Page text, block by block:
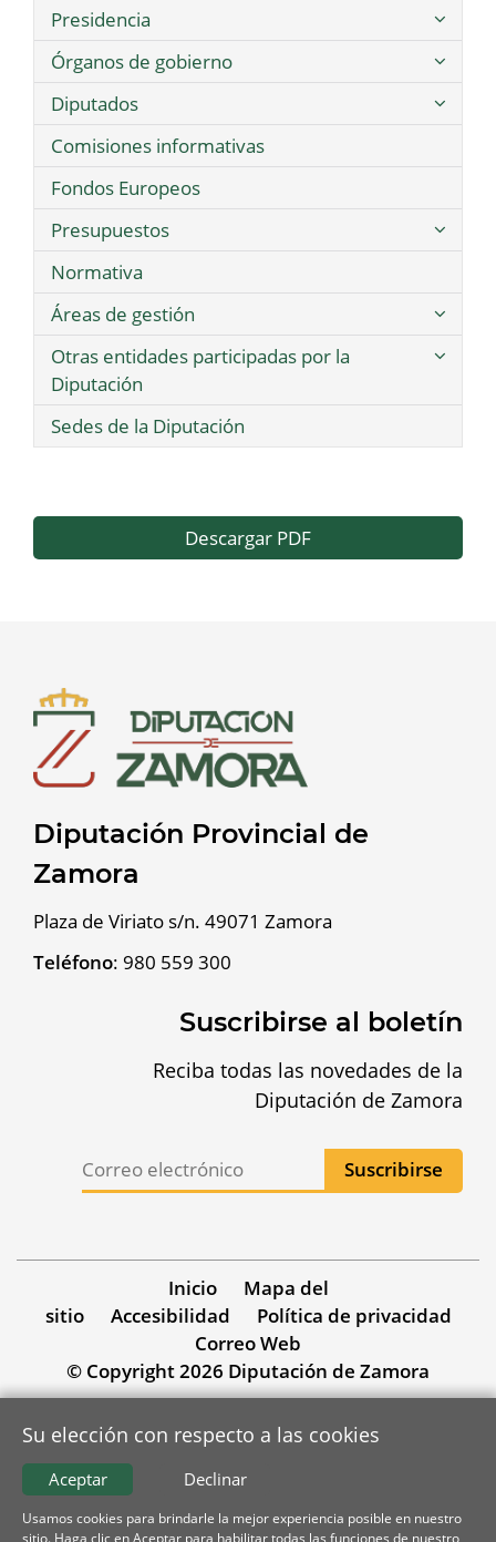
Presidencia
Órganos de gobierno
Diputados
Comisiones informativas
Fondos Europeos
Presupuestos
Normativa
Áreas de gestión
Otras entidades participadas por la
Diputación
Sedes de la Diputación
Descargar PDF
Diputación Provincial de
Zamora
Plaza de Viriato s/n. 49071 Zamora
Teléfono: 980 559 300
Suscribirse al boletín
Reciba todas las novedades de la
Diputación de Zamora
Inicio
Mapa del
sitio
Accesibilidad
Política de privacidad
Correo Web
© Copyright 2026 Diputación de Zamora
Su elección con respecto a las cookies
Declinar
Aceptar
Usamos cookies para brindarle la mejor experiencia posible en nuestro
sitio. Haga clic en Aceptar para habilitar todas las funciones de nuestro